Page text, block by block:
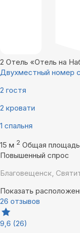
2 Отель «Отель на
Двухместный номер
2 гостя
2 кровати
1 спальня
15 м 2 Общая
Повышенный спрос
Благовещенск,
Показать
26 отзывов
9,6 (26)